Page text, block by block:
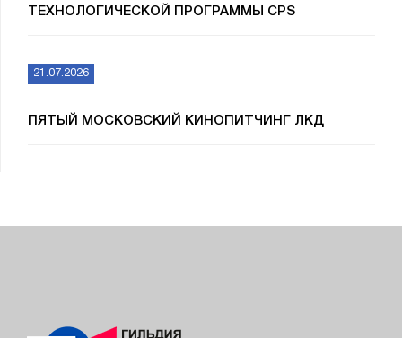
ТЕХНОЛОГИЧЕСКОЙ ПРОГРАММЫ CPS
21.07.2026
ПЯТЫЙ МОСКОВСКИЙ КИНОПИТЧИНГ ЛКД